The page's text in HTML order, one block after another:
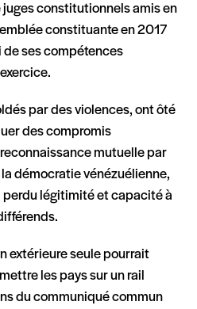
constitutionnels amis en
constituante en 2017
ses compétences
par des violences, ont ôté
des compromis
mutuelle par
démocratie vénézuélienne,
légitimité et capacité à
extérieure seule pourrait
les pays sur un rail
du communiqué commun